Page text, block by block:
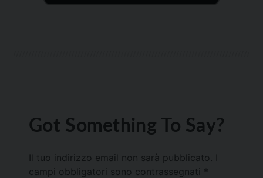
Got Something To Say?
Il tuo indirizzo email non sarà pubblicato.
campi obbligatori sono contrassegnati *